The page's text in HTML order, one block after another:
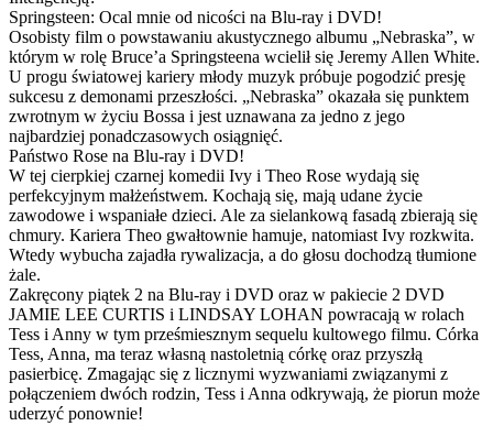
Springsteen: Ocal mnie od nicości na Blu-ray i DVD!
Osobisty film o powstawaniu akustycznego albumu „Nebraska”, w
którym w rolę Bruce’a Springsteena wcielił się Jeremy Allen White.
U progu światowej kariery młody muzyk próbuje pogodzić presję
sukcesu z demonami przeszłości. „Nebraska” okazała się punktem
zwrotnym w życiu Bossa i jest uznawana za jedno z jego
najbardziej ponadczasowych osiągnięć.
Państwo Rose na Blu-ray i DVD!
W tej cierpkiej czarnej komedii Ivy i Theo Rose wydają się
perfekcyjnym małżeństwem. Kochają się, mają udane życie
zawodowe i wspaniałe dzieci. Ale za sielankową fasadą zbierają się
chmury. Kariera Theo gwałtownie hamuje, natomiast Ivy rozkwita.
Wtedy wybucha zajadła rywalizacja, a do głosu dochodzą tłumione
żale.
Zakręcony piątek 2 na Blu-ray i DVD oraz w pakiecie 2 DVD
JAMIE LEE CURTIS i LINDSAY LOHAN powracają w rolach
Tess i Anny w tym prześmiesznym sequelu kultowego filmu. Córka
Tess, Anna, ma teraz własną nastoletnią córkę oraz przyszłą
pasierbicę. Zmagając się z licznymi wyzwaniami związanymi z
połączeniem dwóch rodzin, Tess i Anna odkrywają, że piorun może
uderzyć ponownie!